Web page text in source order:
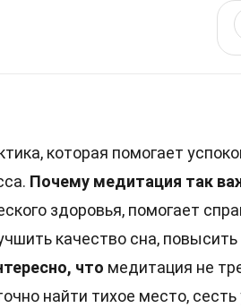
которая помогает
Почему медитация так
здоровья, помогает
качество сна,
что медитация не
найти тихое место,